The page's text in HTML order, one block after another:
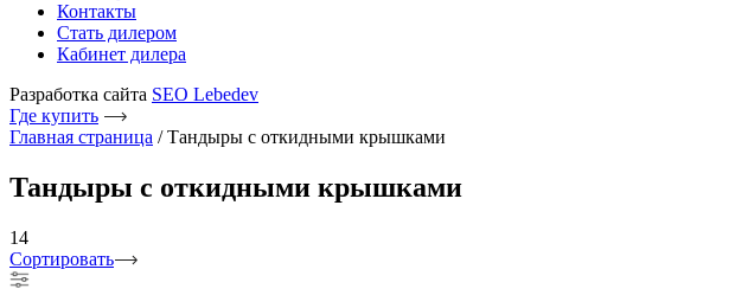
Контакты
Стать дилером
Кабинет дилера
Разработка сайта SEO Lebedev
Где купить
Главная страница /Тандыры с откидными крышками
Тандыры с откидными крышками
14
Сортировать